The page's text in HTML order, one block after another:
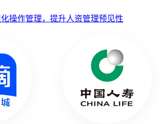
操作管理，提升人资管理预见性